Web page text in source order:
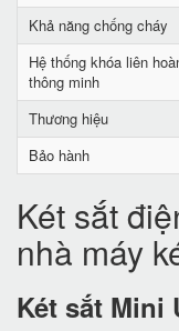
Khả năng chống cháy
Hệ thống khóa liên
thông minh
Thương hiệu
Bảo hành
Két sắt
nhà máy
Két sắt Mini